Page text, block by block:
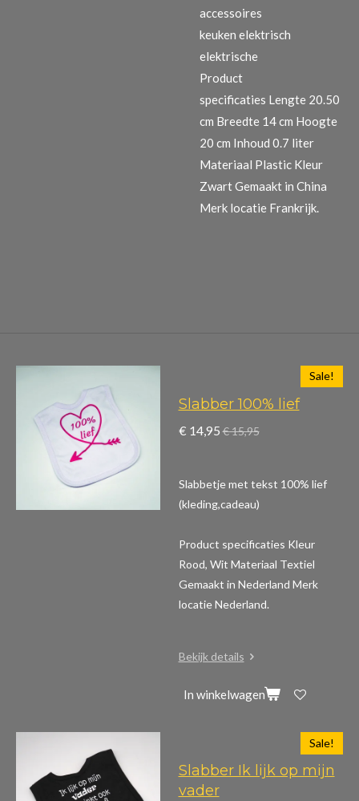
accessoires
keuken elektrisch
elektrische
Product
specificaties Lengte 20.50
cm Breedte 14 cm Hoogte
20 cm Inhoud 0.7 liter
Materiaal Plastic Kleur
Zwart Gemaakt in China
Merk locatie Frankrijk.
Sale!
Slabber 100% lief
€ 14,95 € 15,95
Slabbetje met tekst 100% lief
(kleding,cadeau)
Product specificaties Kleur
Rood, Wit Materiaal Textiel
Gemaakt in Nederland Merk
locatie Nederland.
Bekijk details
In winkelwagen
Sale!
Slabber Ik lijk op mijn
vader